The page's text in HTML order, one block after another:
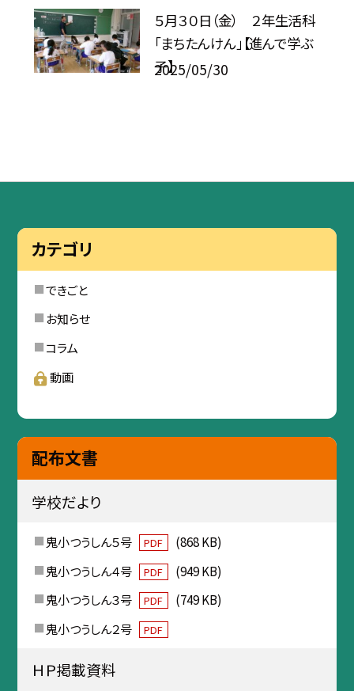
５月３０日（金） ２年生活科
「まちたんけん」【進んで学ぶ
子】
2025/05/30
カテゴリ
できごと
お知らせ
コラム
動画
配布文書
学校だより
鬼小つうしん５号 PDF
(868 KB)
鬼小つうしん４号
PDF
(949 KB)
鬼小つうしん３号
PDF
(749 KB)
鬼小つうしん２号
PDF
ＨＰ掲載資料